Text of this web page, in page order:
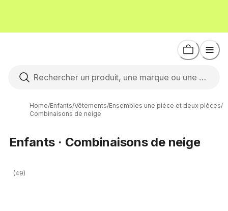
Home/Enfants/Vêtements/Ensembles une pièce et deux pièces/
Combinaisons de neige
Enfants · Combinaisons de neige
(49)